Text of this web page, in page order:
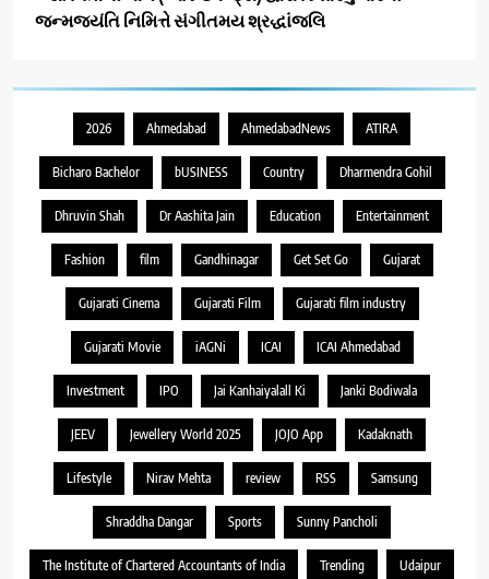
જન્મજયંતિ નિમિત્તે સંગીતમય શ્રદ્ધાંજલિ
2026 Ahmedabad AhmedabadNews ATIRA
Bicharo Bachelor bUSINESS Country Dharmendra Gohil
Dhruvin Shah Dr Aashita Jain Education Entertainment
Fashion film Gandhinagar Get Set Go Gujarat
Gujarati Cinema Gujarati Film Gujarati film industry
Gujarati Movie iAGNi ICAI ICAI Ahmedabad
Investment IPO Jai Kanhaiyalall Ki Janki Bodiwala
JEEV Jewellery World 2025 JOJO App Kadaknath
Lifestyle Nirav Mehta review RSS Samsung
Shraddha Dangar Sports Sunny Pancholi
The Institute of Chartered Accountants of India Trending Udaipur